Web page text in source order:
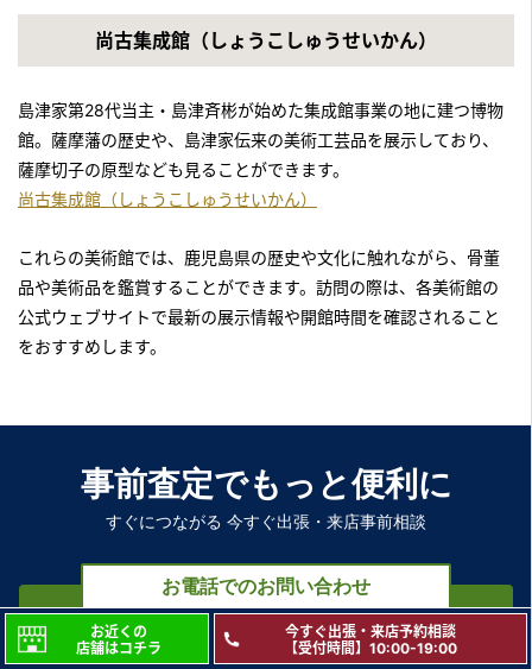
尚古集成館（しょうこしゅうせいかん）
島津家第28代当主・島津斉彬が始めた集成館事業の地に建つ博物
館。薩摩藩の歴史や、島津家伝来の美術工芸品を展示しており、
薩摩切子の原型なども見ることができます。
尚古集成館（しょうこしゅうせいかん）
これらの美術館では、鹿児島県の歴史や文化に触れながら、骨董
品や美術品を鑑賞することができます。訪問の際は、各美術館の
公式ウェブサイトで最新の展示情報や開館時間を確認されること
をおすすめします。
事前査定でもっと便利に
すぐにつながる 今すぐ出張・来店事前相談
お電話でのお問い合わせ
0120-29-8510
お近くの
店舗はコチラ
今すぐ出張・来店予約相談
【受付時間】10:00-19:00